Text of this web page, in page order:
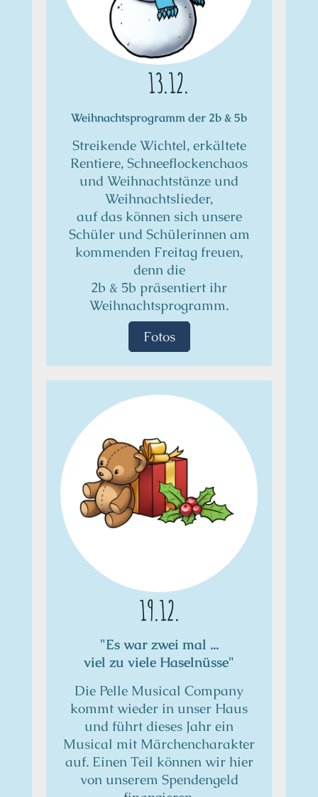
13.12.
Weihnachtsprogramm der 2b & 5b
Streikende Wichtel, erkältete
Rentiere, Schneeflockenchaos
und Weihnachtstänze und
Weihnachtslieder,
auf das können sich unsere
Schüler und Schülerinnen am
kommenden Freitag freuen,
denn die
2b & 5b präsentiert ihr
Weihnachtsprogramm.
Fotos
19.12.
"Es war zwei mal ...
viel zu viele Haselnüsse"
Die Pelle Musical Company
kommt wieder in unser Haus
und führt dieses Jahr ein
Musical mit Märchencharakter
auf. Einen Teil können wir hier
von unserem Spendengeld